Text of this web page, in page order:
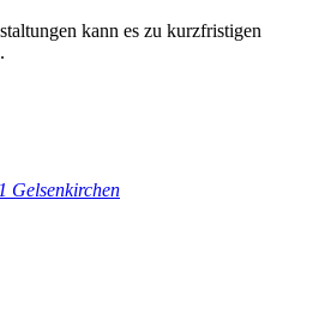
kann es zu kurzfristigen
Gelsenkirchen